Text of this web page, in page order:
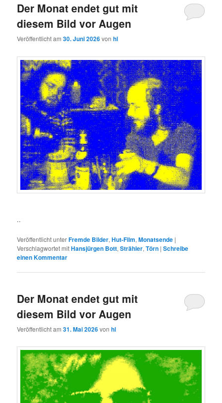
Der Monat endet gut mit
diesem Bild vor Augen
Veröffentlicht am30. Juni 2026vonhl
..
Veröffentlicht unterFremde Bilder,Hut-Film,Monatsende |
Verschlagwortet mitHansjürgen Bott,Strähler,Törn |Schreibe
einen Kommentar
Der Monat endet gut mit
diesem Bild vor Augen
Veröffentlicht am31. Mai 2026vonhl